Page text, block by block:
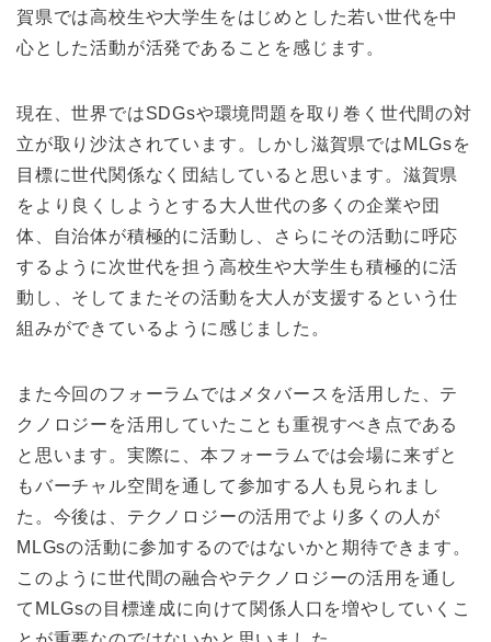
賀県では高校生や大学生をはじめとした若い世代を中
心とした活動が活発であることを感じます。
現在、世界ではSDGsや環境問題を取り巻く世代間の対
立が取り沙汰されています。しかし滋賀県ではMLGsを
目標に世代関係なく団結していると思います。滋賀県
をより良くしようとする大人世代の多くの企業や団
体、自治体が積極的に活動し、さらにその活動に呼応
するように次世代を担う高校生や大学生も積極的に活
動し、そしてまたその活動を大人が支援するという仕
組みができているように感じました。
また今回のフォーラムではメタバースを活用した、テ
クノロジーを活用していたことも重視すべき点である
と思います。実際に、本フォーラムでは会場に来ずと
もバーチャル空間を通して参加する人も見られまし
た。今後は、テクノロジーの活用でより多くの人が
MLGsの活動に参加するのではないかと期待できます。
このように世代間の融合やテクノロジーの活用を通し
てMLGsの目標達成に向けて関係人口を増やしていくこ